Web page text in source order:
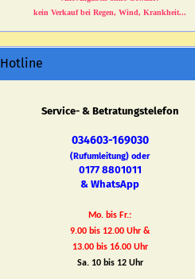
kein Verkauf bei Regen, Wind, Krankheit...
Hotline
Service- & Betratungstelefon
034603-169030
(Rufumleitung) oder
0177 8801011
& WhatsApp
Mo. bis Fr.:
9.00 bis 12.00 Uhr &
13.00 bis 16.00 Uhr
Sa. 10 bis 12 Uhr